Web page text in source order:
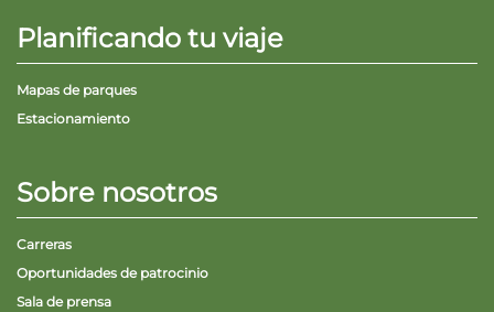
Planificando tu viaje
Mapas de parques
Estacionamiento
Sobre nosotros
Carreras
Oportunidades de patrocinio
Sala de prensa